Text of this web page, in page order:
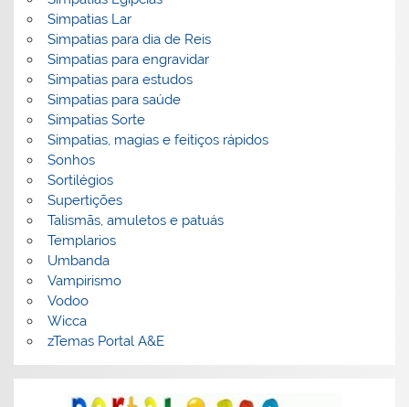
Simpatias Lar
Simpatias para dia de Reis
Simpatias para engravidar
Simpatias para estudos
Simpatias para saúde
Simpatias Sorte
Simpatias, magias e feitiços rápidos
Sonhos
Sortilégios
Supertições
Talismãs, amuletos e patuás
Templarios
Umbanda
Vampirismo
Vodoo
Wicca
zTemas Portal A&E